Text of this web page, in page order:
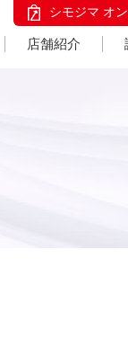
シモジマ オ
店舗紹介